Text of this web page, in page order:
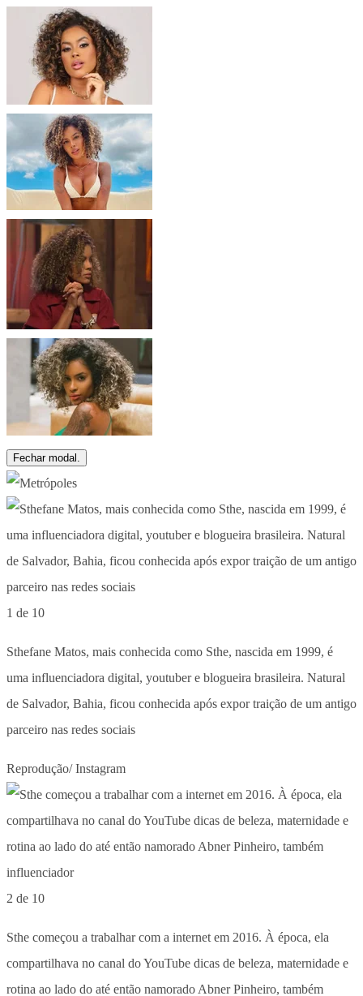
Fechar modal.
1 de 10
Sthefane Matos, mais conhecida como Sthe, nascida em 1999, é
uma influenciadora digital, youtuber e blogueira brasileira. Natural
de Salvador, Bahia, ficou conhecida após expor traição de um antigo
parceiro nas redes sociais
Reprodução/ Instagram
2 de 10
Sthe começou a trabalhar com a internet em 2016. À época, ela
compartilhava no canal do YouTube dicas de beleza, maternidade e
rotina ao lado do até então namorado Abner Pinheiro, também